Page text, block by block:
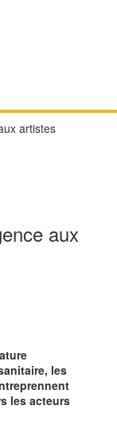
artistes
aux
les
les acteurs